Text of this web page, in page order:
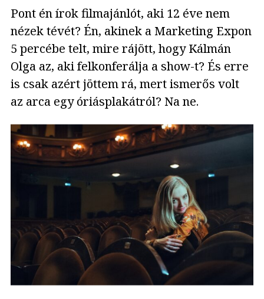
Pont én írok filmajánlót, aki 12 éve nem
nézek tévét? Én, akinek a Marketing Expon
5 percébe telt, mire rájött, hogy Kálmán
Olga az, aki felkonferálja a show-t? És erre
is csak azért jöttem rá, mert ismerős volt
az arca egy óriásplakátról? Na ne.